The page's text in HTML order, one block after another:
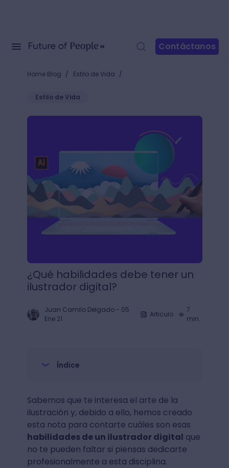
Contáctanos
Home Blog / Estilo de Vida /
Estilo de Vida
¿Qué habilidades debe tener un ilustrador digital?
¿Qué habilidades debe tener un
ilustrador digital?
Juan Camilo Delgado- 05
Ene 21
Articulo
7
min.
Índice
Sabemos que te interesa el arte de la
ilustración y, debido a ello, hemos creado
esta nota para contarte cuáles son esas
habilidades de un ilustrador digital que
no te pueden faltar si piensas dedicarte
profesionalmente a esta disciplina.